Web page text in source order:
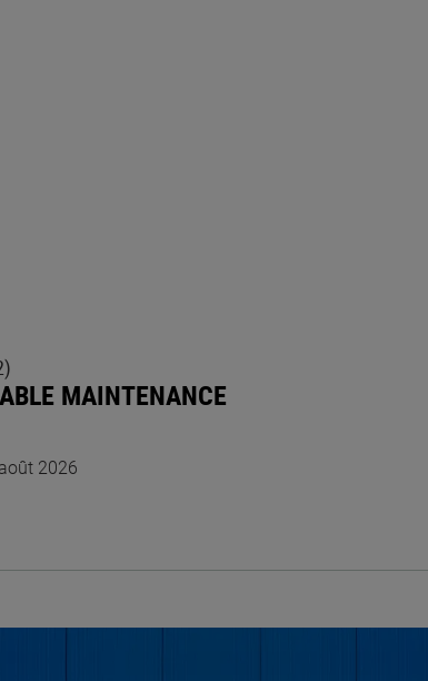
MAINTENANCE
2026